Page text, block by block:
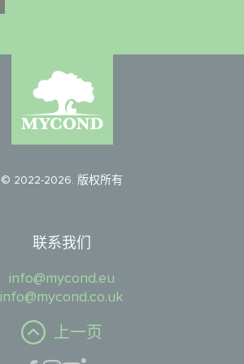
© 2022-2026. 版权所有
联系我们
info@mycond.eu
info@mycond.co.uk
上一页